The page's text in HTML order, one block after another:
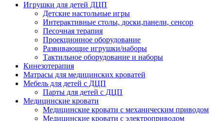
Игрушки для детей ДЦП
Детские настольные игры
Интерактивные столы, доски,панели, сенсор
Песочная терапия
Проекционное оборудование
Развивающие игрушки/наборы
Тактильное оборудование и наборы
Кинезотерапия
Матрасы для медицинских кроватей
Мебель для детей с ДЦП
Парты для детей с ДЦП
Медицинские кровати
Медицинские кровати с механическим приводом
Медицинские кровати с электроприводом